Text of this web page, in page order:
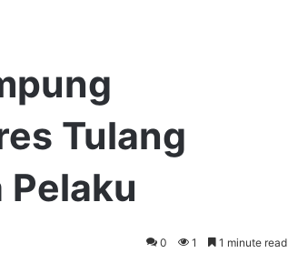
Tulang
Pelaku
0 1 1 minute read